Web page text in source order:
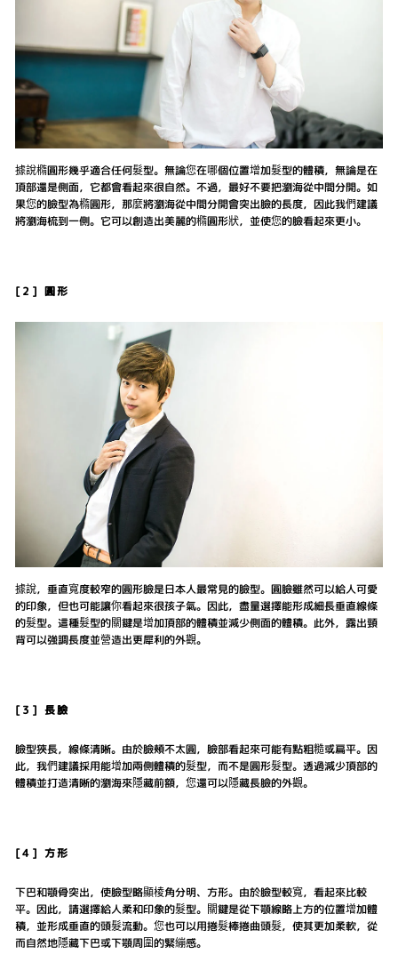
據說橢圓形幾乎適合任何髮型。無論您在哪個位置增加髮型的體積，無論是在
頂部還是側面，它都會看起來很自然。不過，最好不要把瀏海從中間分開。如
果您的臉型為橢圓形，那麼將瀏海從中間分開會突出臉的長度，因此我們建議
將瀏海梳到一側。它可以創造出美麗的橢圓形狀，並使您的臉看起來更小。
[2] 圓形
據說，垂直寬度較窄的圓形臉是日本人最常見的臉型。圓臉雖然可以給人可愛
的印象，但也可能讓你看起來很孩子氣。因此，盡量選擇能形成細長垂直線條
的髮型。這種髮型的關鍵是增加頂部的體積並減少側面的體積。此外，露出頸
背可以強調長度並營造出更犀利的外觀。
[3] 長臉
臉型狹長，線條清晰。由於臉頰不太圓，臉部看起來可能有點粗糙或扁平。因
此，我們建議採用能增加兩側體積的髮型，而不是圓形髮型。透過減少頂部的
體積並打造清晰的瀏海來隱藏前額，您還可以隱藏長臉的外觀。
[4] 方形
下巴和顎骨突出，使臉型略顯棱角分明、方形。由於臉型較寬，看起來比較
平。因此，請選擇給人柔和印象的髮型。關鍵是從下顎線略上方的位置增加體
積，並形成垂直的頭髮流動。您也可以用捲髮棒捲曲頭髮，使其更加柔軟，從
而自然地隱藏下巴或下顎周圍的緊繃感。